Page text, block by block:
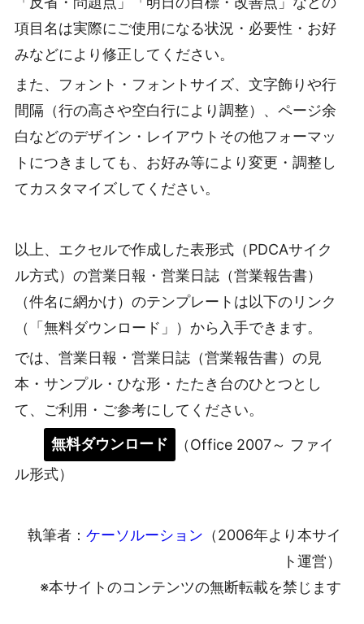
項目名は実際にご使用になる状況・必要性・お好
みなどにより修正してください。
また、フォント・フォントサイズ、文字飾りや行
間隔（行の高さや空白行により調整）、ページ余
白などのデザイン・レイアウトその他フォーマッ
トにつきましても、お好み等により変更・調整し
てカスタマイズしてください。
以上、エクセルで作成した表形式（PDCAサイク
ル方式）の営業日報・営業日誌（営業報告書）
（件名に網かけ）のテンプレートは以下のリンク
（「無料ダウンロード」）から入手できます。
では、営業日報・営業日誌（営業報告書）の見
本・サンプル・ひな形・たたき台のひとつとし
て、ご利用・ご参考にしてください。
無料ダウンロード
（Office 2007～ ファイ
ル形式）
執筆者： ケーソルーション （2006年より本サイ
ト運営）
※本サイトのコンテンツの無断転載を禁じます